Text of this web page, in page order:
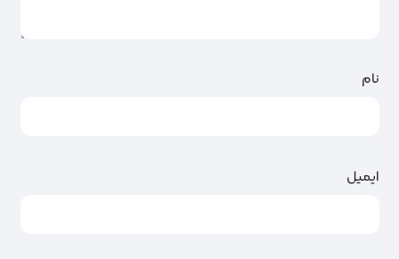
نام
ایمیل